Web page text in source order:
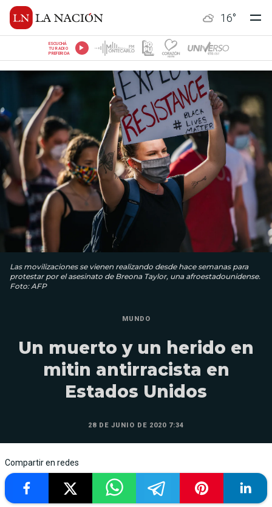
16°
ESCUCHÁ
TU RADIO
PREFERIDA
Las movilizaciones se vienen realizando desde hace semanas para
protestar por el asesinato de Breona Taylor, una afroestadounidense.
Foto: AFP
MUNDO
Un muerto y un herido en
mitin antirracista en
Estados Unidos
28 DE JUNIO DE 2020 7:34
Compartir en redes